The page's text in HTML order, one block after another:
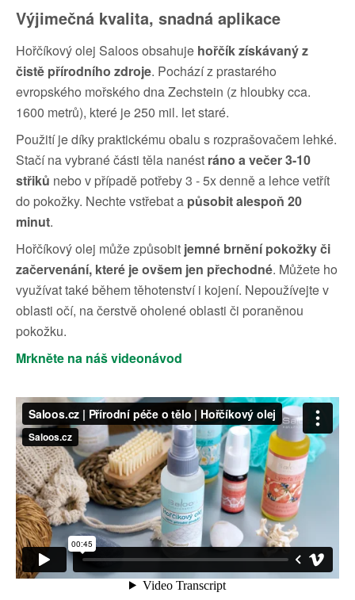
Výjimečná kvalita, snadná aplikace
Hořčíkový olej Saloos obsahuje hořčík získávaný z
čistě přírodního zdroje. Pochází z prastarého
evropského mořského dna Zechstein (z hloubky cca.
1600 metrů), které je 250 mil. let staré.
Použití je díky praktickému obalu s rozprašovačem lehké.
Stačí na vybrané části těla nanést ráno a večer 3-10
střiků nebo v případě potřeby 3 - 5x denně a lehce vetřít
do pokožky. Nechte vstřebat a působit alespoň 20
minut.
Hořčíkový olej může způsobit jemné brnění pokožky či
začervenání, které je ovšem jen přechodné. Můžete ho
využívat také během těhotenství i kojení. Nepoužívejte v
oblasti očí, na čerstvě oholené oblasti či poraněnou
pokožku.
Mrkněte na náš videonávod